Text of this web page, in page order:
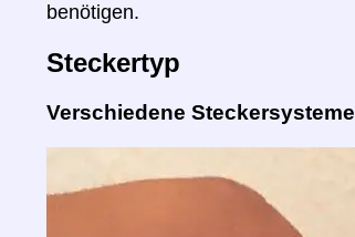
benötigen.
Steckertyp
Verschiedene Steckersysteme